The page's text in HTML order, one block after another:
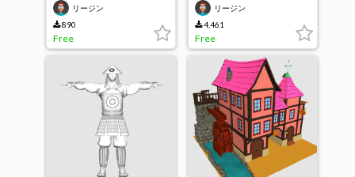
リージン
890
Free
リージン
4,461
Free